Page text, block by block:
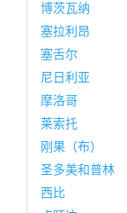
博茨瓦纳
塞拉利昂
塞舌尔
尼日利亚
摩洛哥
莱索托
刚果（布）
圣多美和普林
西比